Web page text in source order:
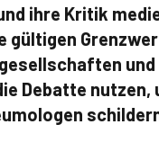
ihre Kritik
Debatte nutzen,